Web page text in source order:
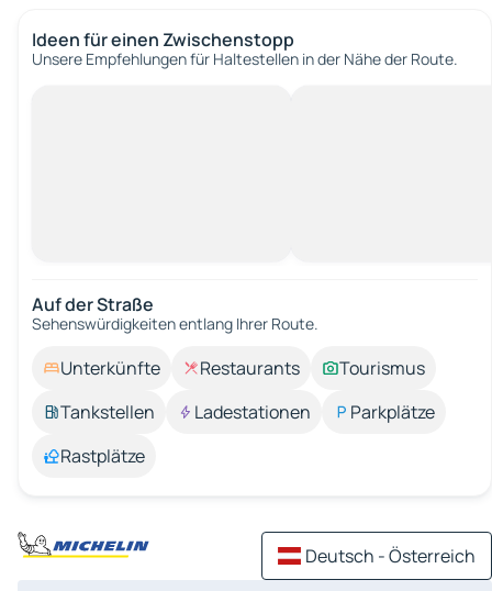
Ideen für einen Zwischenstopp
Unsere Empfehlungen für Haltestellen in der Nähe der Route.
Auf der Straße
Sehenswürdigkeiten entlang Ihrer Route.
Unterkünfte Restaurants
Tourismus
Tankstellen
Ladestationen
Parkplätze
Rastplätze
Deutsch - Österreich